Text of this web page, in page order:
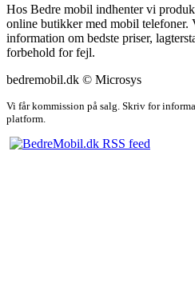
Hos Bedre mobil indhenter vi
online butikker med mobil telefoner.
information om bedste priser,
forbehold for fejl.
bedremobil.dk © Microsys
Vi får kommission på salg. Skriv for
platform.